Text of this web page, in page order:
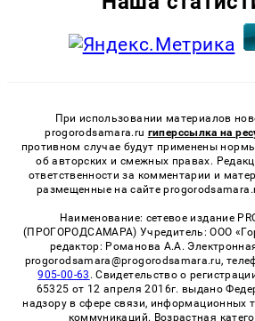
При использовании материалов
progorodsamara.ru гиперссылка на
противном случае будут применены
об авторских и смежных правах.
ответственности за комментарии и
размещенные на сайте
Наименование: сетевое издание
(ПРОГОРОДСАМАРА) Учредитель: ООО
редактор: Романова А.А.
progorodsamara@progorodsamara.ru,
905-00-63 . Свидетельство о
65325 от 12 апреля 2016г. выдано
надзору в сфере связи, информационных
коммуникаций. Возрастная